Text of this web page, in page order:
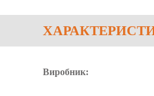
Виробник: